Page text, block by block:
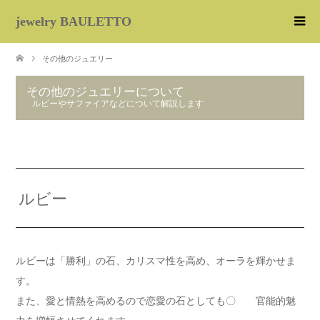
jewelry BAULETTO
その他のジュエリー
その他のジュエリーについて
ルビーやサファイアなどについて解説します
ルビー
ルビーは「勝利」の石、カリスマ性を高め、オーラを輝かせま
す。
また、愛と情熱を高めるので恋愛の石としても〇 官能的魅